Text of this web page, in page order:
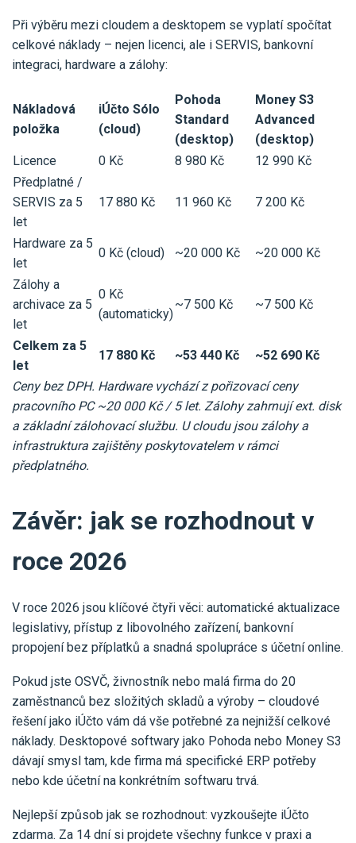
Při výběru mezi cloudem a desktopem se vyplatí spočítat
celkové náklady – nejen licenci, ale i SERVIS, bankovní
integraci, hardware a zálohy:
Nákladová
položka
iÚčto Sólo
(cloud)
Pohoda
Standard
(desktop)
Money S3
Advanced
(desktop)
Licence
0 Kč 8 980 Kč
12 990 Kč
Předplatné /
SERVIS za 5
let
17 880 Kč 11 960 Kč 7 200 Kč
Hardware za 5
let
0 Kč (cloud) ~20 000 Kč ~20 000 Kč
Zálohy a
archivace za 5
let
0 Kč
(automaticky)
~7 500 Kč ~7 500 Kč
Celkem za 5
let
17 880 Kč ~53 440 Kč ~52 690 Kč
Ceny bez DPH. Hardware vychází z pořizovací ceny
pracovního PC ~20 000 Kč / 5 let. Zálohy zahrnují ext. disk
a základní zálohovací službu. U cloudu jsou zálohy a
infrastruktura zajištěny poskytovatelem v rámci
předplatného.
Závěr: jak se rozhodnout v
roce 2026
V roce 2026 jsou klíčové čtyři věci: automatické aktualizace
legislativy, přístup z libovolného zařízení, bankovní
propojení bez příplatků a snadná spolupráce s účetní online.
Pokud jste OSVČ, živnostník nebo malá firma do 20
zaměstnanců bez složitých skladů a výroby – cloudové
řešení jako iÚčto vám dá vše potřebné za nejnižší celkové
náklady. Desktopové softwary jako Pohoda nebo Money S3
dávají smysl tam, kde firma má specifické ERP potřeby
nebo kde účetní na konkrétním softwaru trvá.
Nejlepší způsob jak se rozhodnout: vyzkoušejte iÚčto
zdarma. Za 14 dní si projdete všechny funkce v praxi a